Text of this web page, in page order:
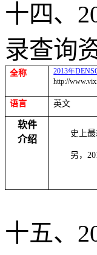
十四、
录查询
全称 2013年
http://
语言 英文
软件
介绍
史上
另，
十五、